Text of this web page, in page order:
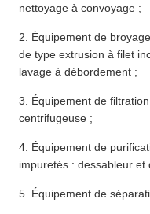
nettoyage à convoyage ;
2. Équipement de
de type extrusion à filet
lavage à débordement ;
3. Équipement de
centrifugeuse ;
4. Équipement de
impuretés : dessableur et
5. Équipement de